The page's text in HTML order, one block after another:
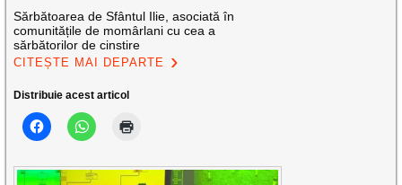
Sărbătoarea de Sfântul Ilie, asociată în
comunitățile de momârlani cu cea a
sărbătorilor de cinstire
CITEȘTE MAI DEPARTE
Distribuie acest articol